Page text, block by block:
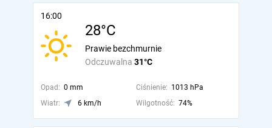
16:00
28°C
Odczuwalna 31°C
Prawie bezchmurnie
Opad: 0 mm Ciśnienie: 1013 hPa
Wiatr:
6 km/h Wilgotność: 74%